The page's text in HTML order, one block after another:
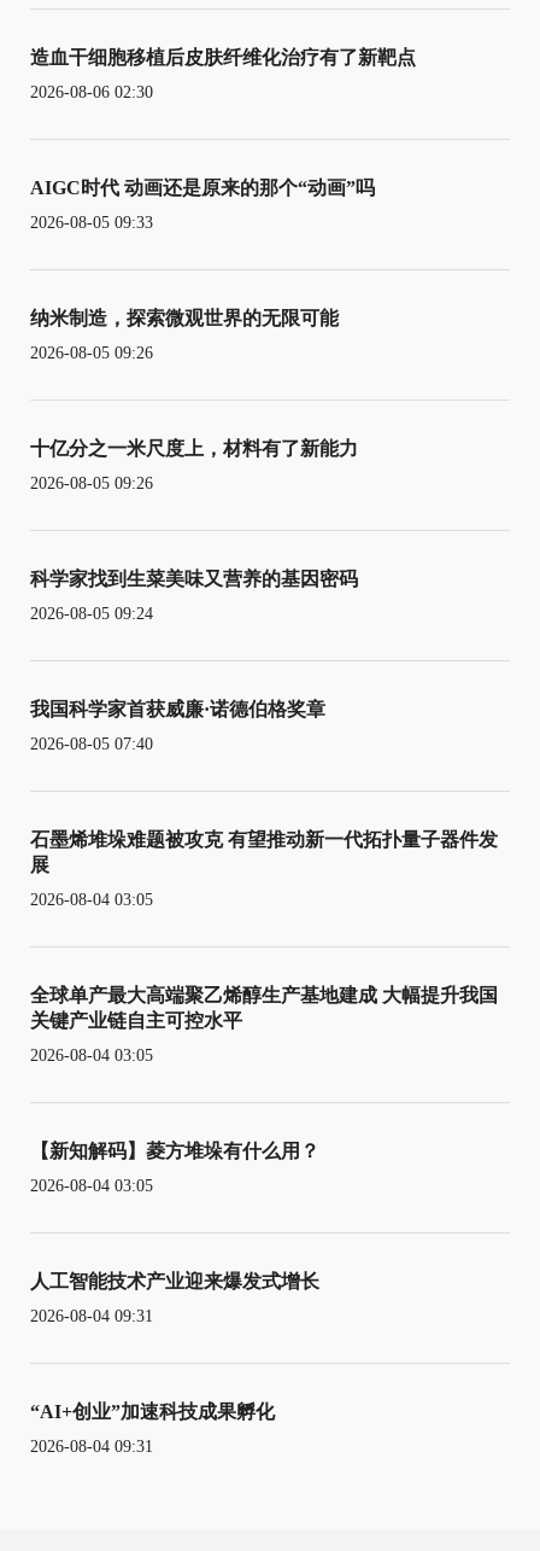
造血干细胞移植后皮肤纤维化治疗有了新靶点
2026-08-06 02:30
AIGC时代 动画还是原来的那个“动画”吗
2026-08-05 09:33
纳米制造，探索微观世界的无限可能
2026-08-05 09:26
十亿分之一米尺度上，材料有了新能力
2026-08-05 09:26
科学家找到生菜美味又营养的基因密码
2026-08-05 09:24
我国科学家首获威廉·诺德伯格奖章
2026-08-05 07:40
石墨烯堆垛难题被攻克 有望推动新一代拓扑量子器件发
展
2026-08-04 03:05
全球单产最大高端聚乙烯醇生产基地建成 大幅提升我国
关键产业链自主可控水平
2026-08-04 03:05
【新知解码】菱方堆垛有什么用？
2026-08-04 03:05
人工智能技术产业迎来爆发式增长
2026-08-04 09:31
“AI+创业”加速科技成果孵化
2026-08-04 09:31